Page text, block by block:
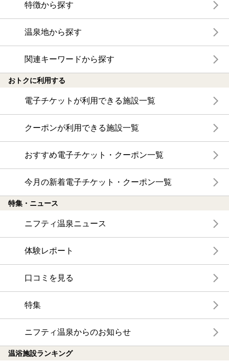
特徴から探す
温泉地から探す
関連キーワードから探す
おトクに利用する
電子チケットが利用できる施設一覧
クーポンが利用できる施設一覧
おすすめ電子チケット・クーポン一覧
今月の新着電子チケット・クーポン一覧
特集・ニュース
ニフティ温泉ニュース
体験レポート
口コミを見る
特集
ニフティ温泉からのお知らせ
温浴施設ランキング